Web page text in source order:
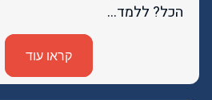
הכל? ללמד…
קראו עוד